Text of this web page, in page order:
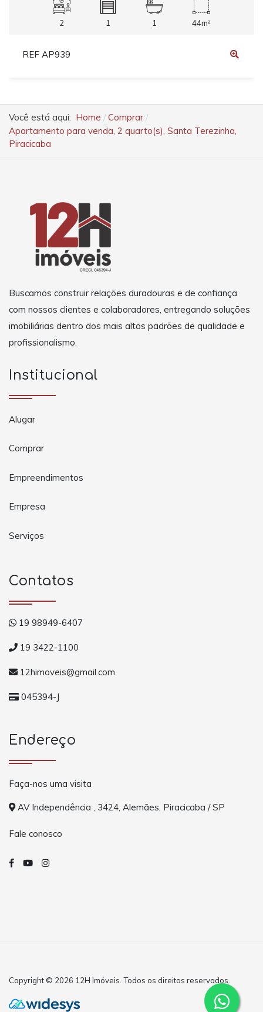
2 1 1 44m²
REF AP939
Você está aqui: Home
Comprar
Apartamento para venda, 2 quarto(s), Santa Terezinha,
Piracicaba
Buscamos construir relações duradouras e de confiança
com nossos clientes e colaboradores, entregando soluções
imobiliárias dentro dos mais altos padrões de qualidade e
profissionalismo.
Institucional
Alugar
Comprar
Empreendimentos
Empresa
Serviços
Contatos
19 98949-6407
19 3422-1100
12himoveis@gmail.com
045394-J
Endereço
Faça-nos uma visita
AV Independência , 3424, Alemães, Piracicaba / SP
Fale conosco
Copyright © 2026 12H Imóveis. Todos os direitos reservados.